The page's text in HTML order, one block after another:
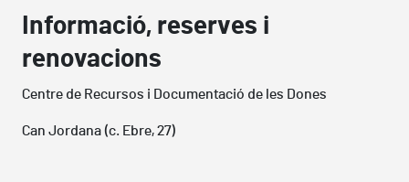
Informació, reserves i
renovacions
Centre de Recursos i Documentació de les Dones
Can Jordana (c. Ebre, 27)